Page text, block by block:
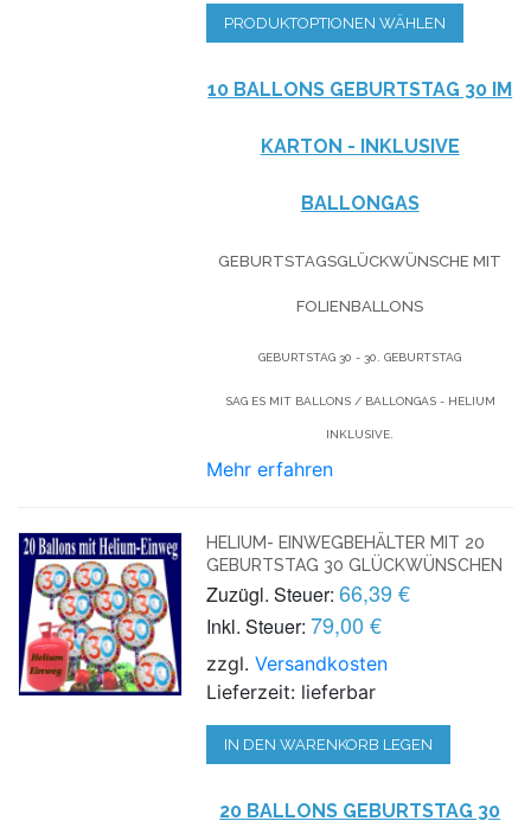
PRODUKTOPTIONEN WÄHLEN
10 BALLONS GEBURTSTAG 30 IM
KARTON - INKLUSIVE
BALLONGAS
GEBURTSTAGSGLÜCKWÜNSCHE MIT
FOLIENBALLONS
GEBURTSTAG 30 - 30. GEBURTSTAG
SAG ES MIT BALLONS / BALLONGAS - HELIUM
INKLUSIVE.
Mehr erfahren
HELIUM- EINWEGBEHÄLTER MIT 20
GEBURTSTAG 30 GLÜCKWÜNSCHEN
Zuzügl. Steuer: 66,39 €
Inkl. Steuer: 79,00 €
zzgl.Versandkosten
Lieferzeit: lieferbar
IN DEN WARENKORB LEGEN
20 BALLONS GEBURTSTAG 30